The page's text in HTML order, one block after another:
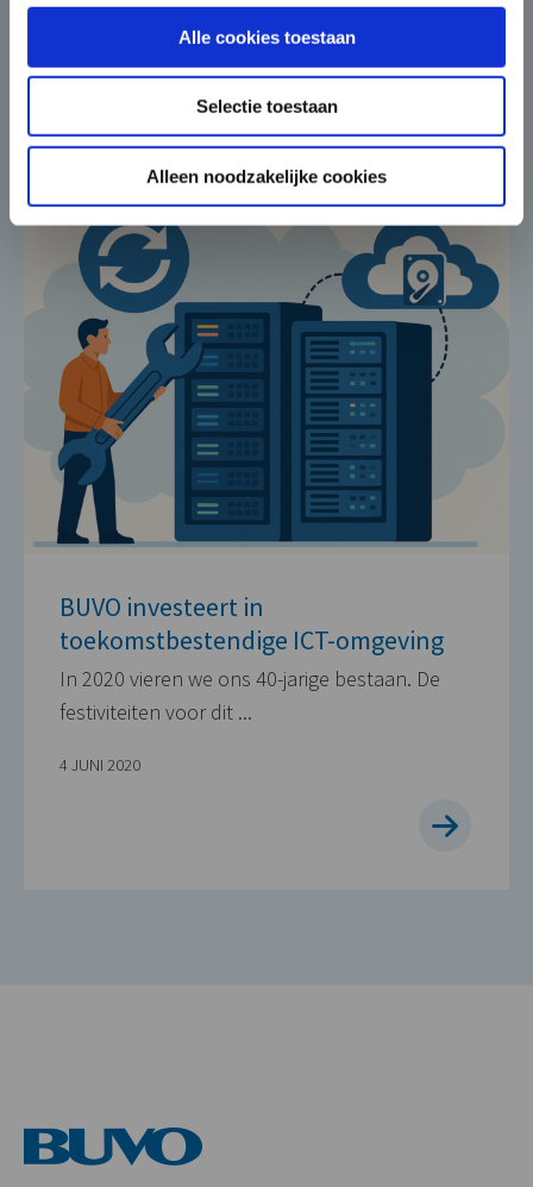
Alle cookies toestaan
Selectie toestaan
Alleen noodzakelijke cookies
BUVO investeert in
toekomstbestendige ICT-omgeving
In 2020 vieren we ons 40-jarige bestaan. De
festiviteiten voor dit ...
4 JUNI 2020